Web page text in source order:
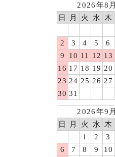
2026年8月
日
月 火 水 木
2
3 4 5 6
9
10 11 12 13
16 17 18 19 20
23 24 25 26 27
30 31
2026年9月
日
月 火 水 木
1
2 3
6
7 8 9 10